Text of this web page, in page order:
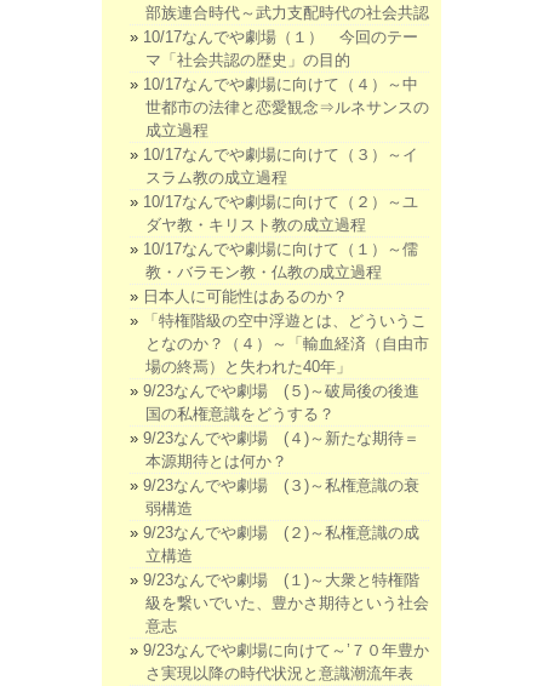
部族連合時代～武力支配時代の社会共認
10/17なんでや劇場（１） 今回のテー
マ「社会共認の歴史」の目的
10/17なんでや劇場に向けて（４）～中
世都市の法律と恋愛観念⇒ルネサンスの
成立過程
10/17なんでや劇場に向けて（３）～イ
スラム教の成立過程
10/17なんでや劇場に向けて（２）～ユ
ダヤ教・キリスト教の成立過程
10/17なんでや劇場に向けて（１）～儒
教・バラモン教・仏教の成立過程
日本人に可能性はあるのか？
「特権階級の空中浮遊とは、どういうこ
となのか？（４）～「輸血経済（自由市
場の終焉）と失われた40年」
9/23なんでや劇場 (５)～破局後の後進
国の私権意識をどうする？
9/23なんでや劇場 (４)～新たな期待＝
本源期待とは何か？
9/23なんでや劇場 (３)～私権意識の衰
弱構造
9/23なんでや劇場 (２)～私権意識の成
立構造
9/23なんでや劇場 (１)～大衆と特権階
級を繋いでいた、豊かさ期待という社会
意志
9/23なんでや劇場に向けて～’７０年豊か
さ実現以降の時代状況と意識潮流年表